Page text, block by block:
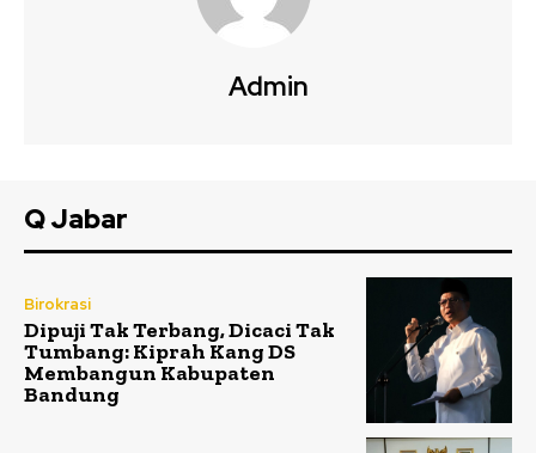
Admin
Q Jabar
Birokrasi
Dipuji Tak Terbang, Dicaci Tak
Tumbang: Kiprah Kang DS
Membangun Kabupaten
Bandung